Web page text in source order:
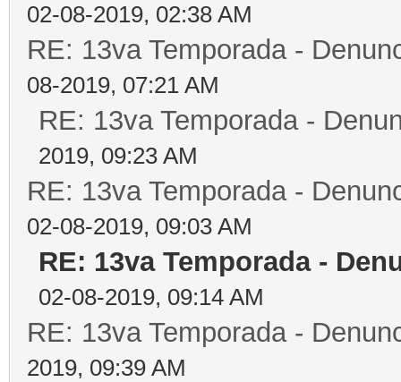
02-08-2019, 02:38 AM
RE: 13va Temporada -
08-2019, 07:21 AM
RE: 13va Temporada -
2019, 09:23 AM
RE: 13va Temporada -
02-08-2019, 09:03 AM
RE: 13va Temporada -
02-08-2019, 09:14 AM
RE: 13va Temporada -
2019, 09:39 AM